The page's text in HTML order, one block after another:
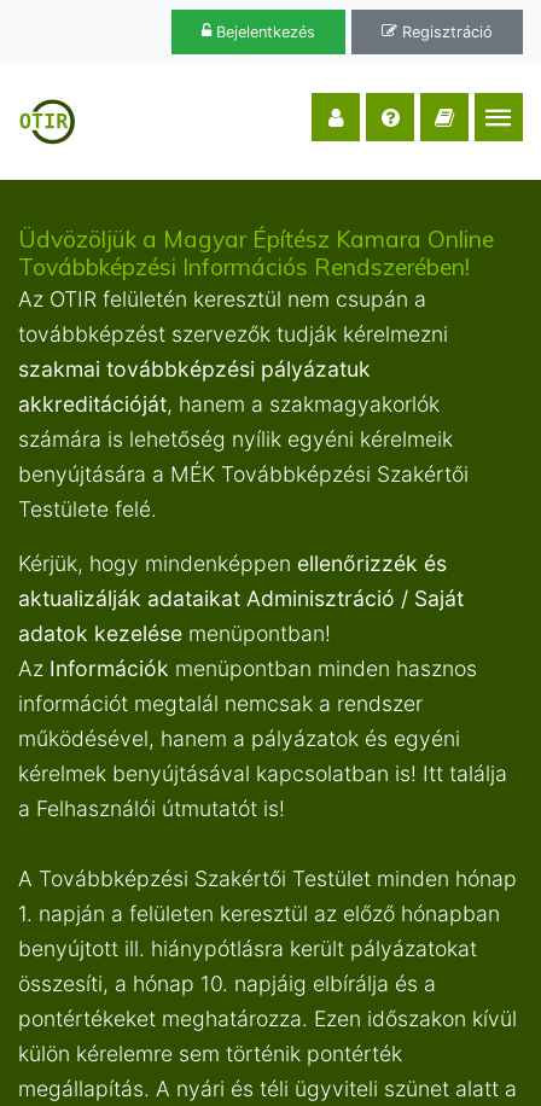
Bejelentkezés Regisztráció
Üdvözöljük a Magyar Építész Kamara Online
Továbbképzési Információs Rendszerében!
Az OTIR felületén keresztül nem csupán a
továbbképzést szervezők tudják kérelmezni
szakmai továbbképzési pályázatuk
akkreditációját, hanem a szakmagyakorlók
számára is lehetőség nyílik egyéni kérelmeik
benyújtására a MÉK Továbbképzési Szakértői
Testülete felé.
Kérjük, hogy mindenképpen ellenőrizzék és
aktualizálják adataikat Adminisztráció / Saját
adatok kezelése menüpontban!
Az Információk menüpontban minden hasznos
információt megtalál nemcsak a rendszer
működésével, hanem a pályázatok és egyéni
kérelmek benyújtásával kapcsolatban is! Itt találja
a Felhasználói útmutatót is!
A Továbbképzési Szakértői Testület minden hónap
1. napján a felületen keresztül az előző hónapban
benyújtott ill. hiánypótlásra került pályázatokat
összesíti, a hónap 10. napjáig elbírálja és a
pontértékeket meghatározza. Ezen időszakon kívül
külön kérelemre sem történik pontérték
megállapítás. A nyári és téli ügyviteli szünet alatt a